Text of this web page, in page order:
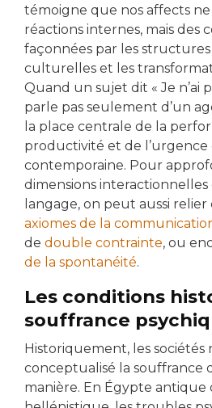
témoigne que nos affects ne
réactions internes, mais des
façonnées par les structures
culturelles et les
Quand un sujet dit « Je n’ai
parle pas seulement d’un
la place centrale de la
productivité et de l’urgence
contemporaine. Pour
dimensions
langage, on peut aussi
axiomes de la
de double contrainte, ou
de la spontanéité.
Les conditions
souffrance
Historiquement, les sociétés
conceptualisé la souffrance
manière. En Égypte antique